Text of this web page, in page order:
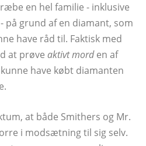
en hel familie - inklusive
på grund af en diamant, som
have råd til. Faktisk med
at prøve aktivt morden af ​​
have købt diamanten
at både Smithers og Mr.
i modsætning til sig selv.